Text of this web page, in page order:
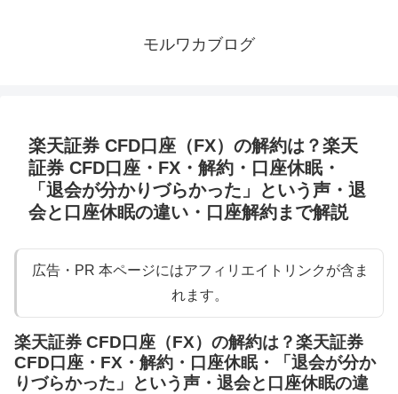
モルワカブログ
楽天証券 CFD口座（FX）の解約は？楽天
証券 CFD口座・FX・解約・口座休眠・
「退会が分かりづらかった」という声・退
会と口座休眠の違い・口座解約まで解説
広告・PR 本ページにはアフィリエイトリンクが含ま
れます。
楽天証券 CFD口座（FX）の解約は？楽天証券
CFD口座・FX・解約・口座休眠・「退会が分か
りづらかった」という声・退会と口座休眠の違